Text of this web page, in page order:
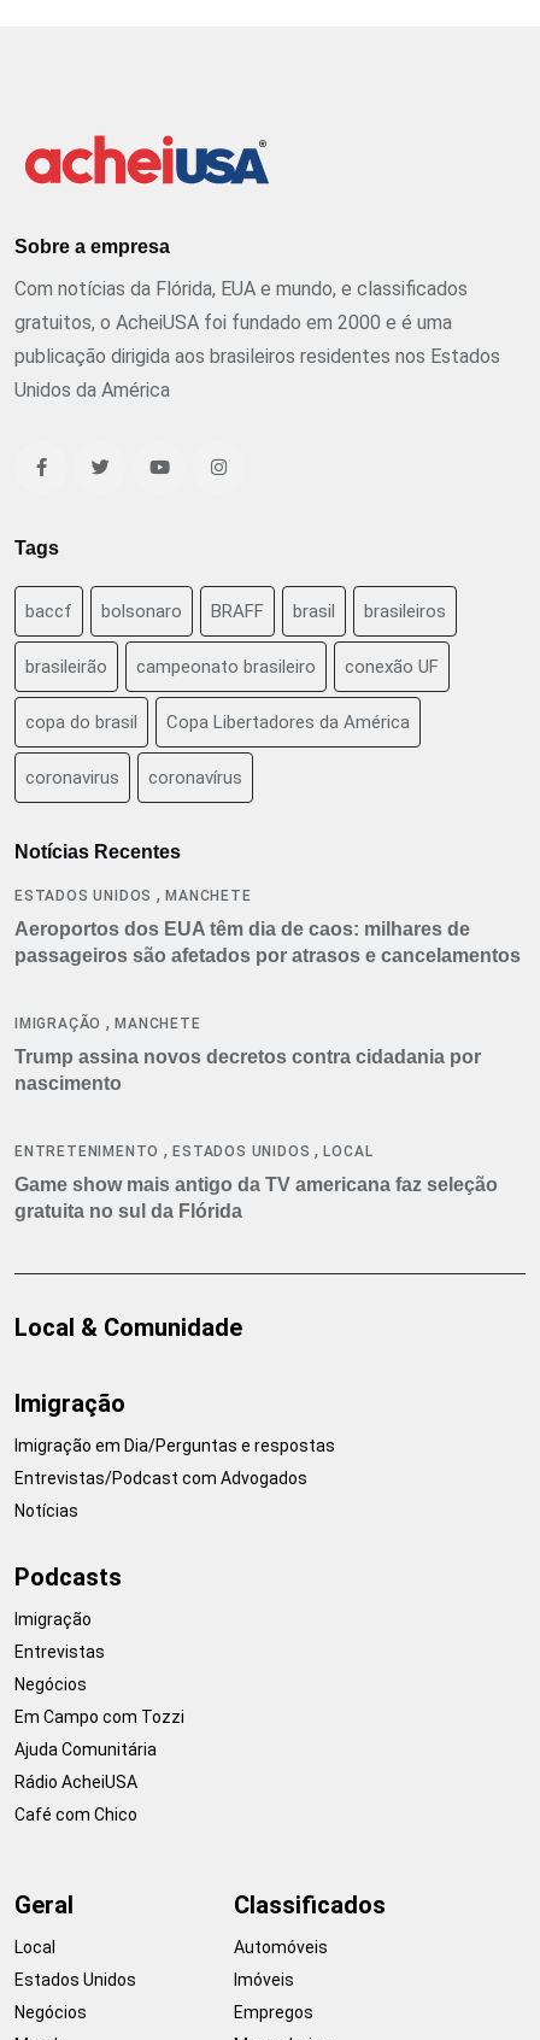
Sobre a empresa
Com notícias da Flórida, EUA e mundo, e classificados
gratuitos, o AcheiUSA foi fundado em 2000 e é uma
publicação dirigida aos brasileiros residentes nos Estados
Unidos da América
Tags
baccf bolsonaro BRAFF brasil brasileiros
brasileirão campeonato brasileiro conexão UF
copa do brasil Copa Libertadores da América
coronavirus coronavírus
Notícias Recentes
ESTADOS UNIDOS ,MANCHETE
Aeroportos dos EUA têm dia de caos: milhares de
passageiros são afetados por atrasos e cancelamentos
IMIGRAÇÃO ,MANCHETE
Trump assina novos decretos contra cidadania por
nascimento
ENTRETENIMENTO ,ESTADOS UNIDOS ,LOCAL
Game show mais antigo da TV americana faz seleção
gratuita no sul da Flórida
Local & Comunidade
Imigração
Imigração em Dia/Perguntas e respostas
Entrevistas/Podcast com Advogados
Notícias
Podcasts
Imigração
Entrevistas
Negócios
Em Campo com Tozzi
Ajuda Comunitária
Rádio AcheiUSA
Café com Chico
Geral
Local
Estados Unidos
Negócios
Classificados
Automóveis
Imóveis
Empregos